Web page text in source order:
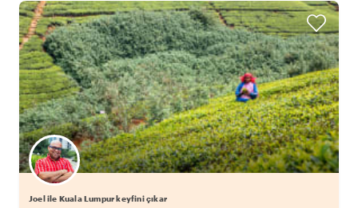
Joel ile Kuala Lumpur keyfini çıkar